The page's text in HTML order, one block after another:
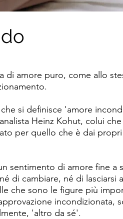
di amore puro, come allo
si definisce 'amore
Heinz Kohut, colui
per quello che è dai
sentimento di amore fine a
di cambiare, né di lasciarsi
che sono le figure più
incondizionata,
'altro da sé'.